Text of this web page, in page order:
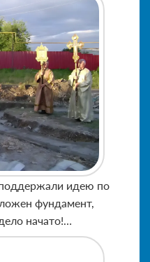
идею по
фундамент,
начато!…